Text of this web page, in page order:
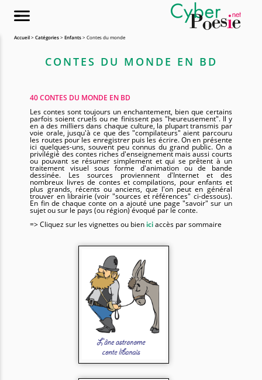
Accueil> Catégories> Enfants> Contes du monde
CONTES DU MONDE EN BD
40 CONTES DU MONDE EN BD
Les contes sont toujours un enchantement, bien que certains
parfois soient cruels ou ne finissent pas "heureusement". Il y
en a des milliers dans chaque culture, la plupart transmis par
voie orale, jusqu'à ce que des "compilateurs" aient parcouru
les routes pour les enregistrer puis les écrire. On en présente
ici quelques-uns, souvent peu connus du grand public. On a
privilégié des contes riches d'enseignement mais aussi courts
ou pouvant se résumer simplement et qui se prêtent à un
traitement visuel sous forme d'animation ou de bande
dessinée. Les sources proviennent d'Internet et des
nombreux livres de contes et compilations, pour enfants et
plus grands, récents ou anciens, que l'on peut en général
trouver en librairie (voir "sources et références" ci-dessous).
En fin de chaque conte on a ajouté une page "savoir" sur un
sujet ou sur le pays (ou région) évoqué par le conte.
=> Cliquez sur les vignettes ou bien iciaccès par sommaire